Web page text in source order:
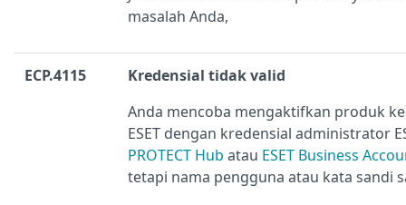
masalah Anda,
ECP.4115
Kredensial tidak valid
Anda mencoba mengaktifkan produk
ESET dengan kredensial administrator
PROTECT Hub atau ESET Business
tetapi nama pengguna atau kata sandi